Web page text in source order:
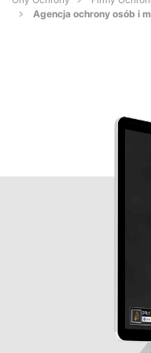
Agencja ochrony osób i